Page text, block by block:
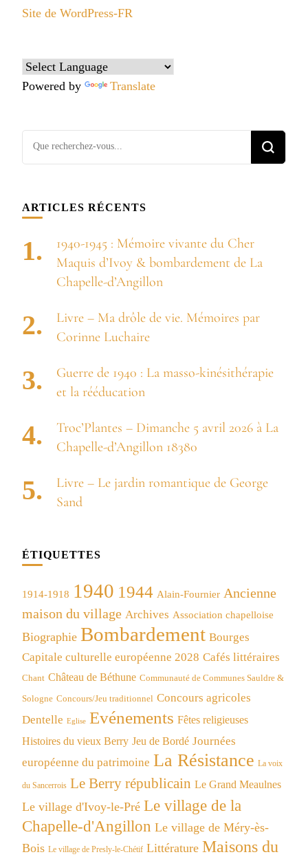
Site de WordPress-FR
Powered by Translate
Vous
recherchiez
ARTICLES RÉCENTS
1940-1945 : Mémoire vivante du Cher
Maquis d’Ivoy & bombardement de La
Chapelle-d’Angillon
Livre – Ma drôle de vie. Mémoires par
Corinne Luchaire
Guerre de 1940 : La masso-kinésithérapie
et la rééducation
Troc’Plantes – Dimanche 5 avril 2026 à La
Chapelle-d’Angillon 18380
Livre – Le jardin romantique de George
Sand
ÉTIQUETTES
1914-1918 1940 1944 Alain-Fournier Ancienne
maison du village Archives Association chapelloise
Biographie Bombardement Bourges
Capitale culturelle européenne 2028 Cafés littéraires
Chant Château de Béthune Communauté de Communes Sauldre &
Sologne Concours/Jeu traditionnel Concours agricoles
Dentelle Eglise Evénements Fêtes religieuses
Histoires du vieux Berry Jeu de Bordé Journées
européenne du patrimoine La Résistance La voix
du Sancerrois Le Berry républicain Le Grand Meaulnes
Le village d'Ivoy-le-Pré Le village de la
Chapelle-d'Angillon Le village de Méry-ès-
Bois Le village de Presly-le-Chétif Littérature Maisons du